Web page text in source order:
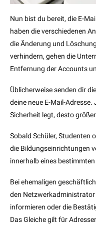
Nun bist du bereit, die E-
haben die verschiedenen
die Änderung und
verhindern, gehen die
Entfernung der Accounts
Üblicherweise senden dir
deine neue E-Mail-Adresse.
Sicherheit legt, desto
Sobald Schüler, Studenten
die Bildungseinrichtungen
innerhalb eines
Bei ehemaligen
den Netzwerkadministrator
informieren oder die
Das Gleiche gilt für